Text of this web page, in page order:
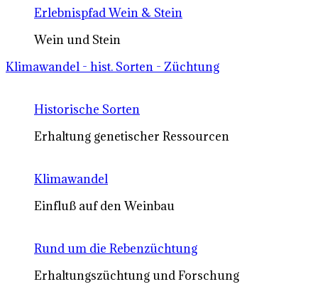
Erlebnispfad Wein & Stein
Wein und Stein
Klimawandel - hist. Sorten - Züchtung
Historische Sorten
Erhaltung genetischer Ressourcen
Klimawandel
Einfluß auf den Weinbau
Rund um die Rebenzüchtung
Erhaltungszüchtung und Forschung